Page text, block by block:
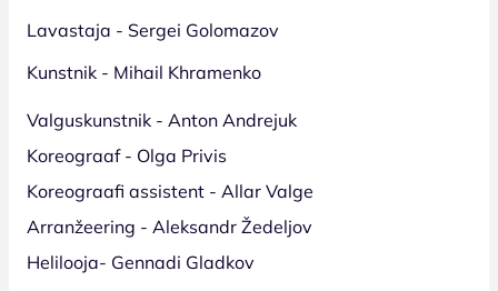
Lavastaja - Sergei Golomazov
Kunstnik - Mihail Khramenko
Valguskunstnik - Anton Andrejuk
Koreograaf - Olga Privis
Koreograafi assistent - Allar Valge
Arranžeering - Aleksandr Žedeljov
Helilooja- Gennadi Gladkov